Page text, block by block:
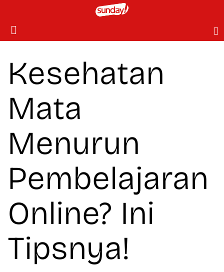
Kesehatan
Mata
Menurun
Pembelajaran
Online? Ini
Tipsnya!